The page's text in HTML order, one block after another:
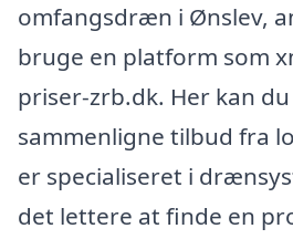
omfangsdræn i Ønslev,
bruge en platform som
priser-zrb.dk. Her kan
sammenligne tilbud fra
er specialiseret i
det lettere at finde en